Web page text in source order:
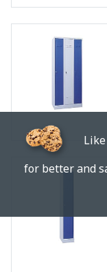
Like
for better and